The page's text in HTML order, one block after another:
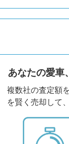
あなたの愛車
複数社の査定額
を賢く売却して